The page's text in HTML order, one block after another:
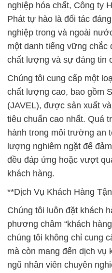
nghiệp hóa chất, Công ty
Phát tự hào là đối tác
nghiệp trong và ngoài
một danh tiếng vững
chất lượng và sự đáng tin
Chúng tôi cung cấp một
chất lượng cao, bao gồm
(JAVEL), được sản xuất
tiêu chuẩn cao nhất. Quá
hành trong môi trường an
lượng nghiêm ngặt để
đều đáp ứng hoặc vượt
khách hàng.
**Dịch Vụ Khách Hàng
Chúng tôi luôn đặt khách
phương châm “khách
chúng tôi không chỉ cung
mà còn mang đến dịch vụ
ngũ nhân viên chuyên